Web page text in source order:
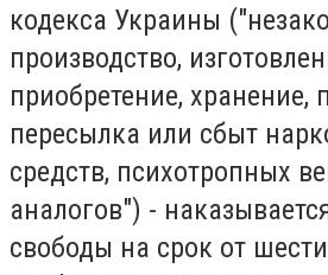
кодекса Украины
производство,
приобретение, хранение,
пересылка или сбыт
средств, психотропных
аналогов") -
свободы на срок от